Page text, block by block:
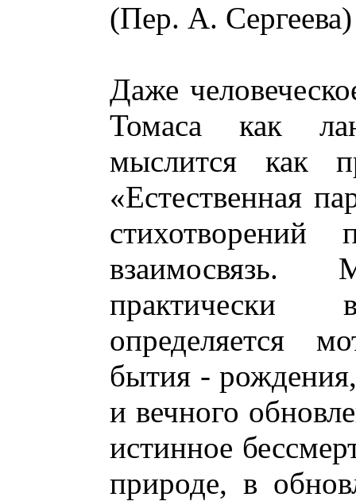
(Пер. А. Сергеева)
Даже
Томаса как
мыслится как
«Естественная
стихотворений
определяется
бытия -
и вечного
истинное
природе, в